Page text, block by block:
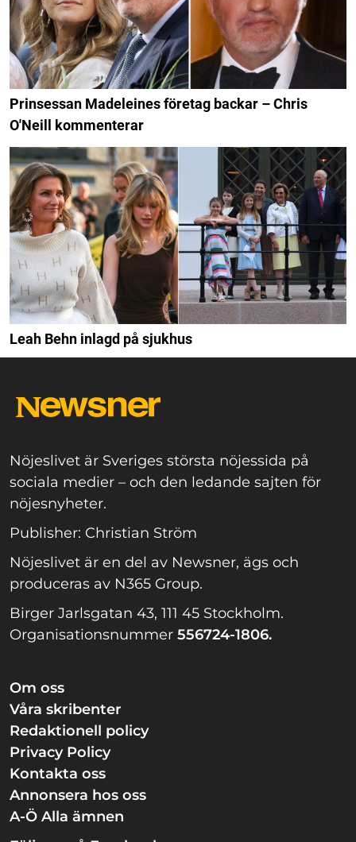
Prinsessan Madeleines företag backar – Chris
O'Neill kommenterar
Leah Behn inlagd på sjukhus
Nöjeslivet är Sveriges största nöjessida på
sociala medier – och den ledande sajten för
nöjesnyheter.
Publisher: Christian Ström
Nöjeslivet är en del av Newsner, ägs och
produceras av N365 Group.
Birger Jarlsgatan 43, 111 45 Stockholm.
Organisationsnummer 556724-1806.
Om oss
Våra skribenter
Redaktionell policy
Privacy Policy
Kontakta oss
Annonsera hos oss
A-Ö Alla ämnen